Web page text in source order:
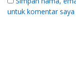
untuk komentar saya